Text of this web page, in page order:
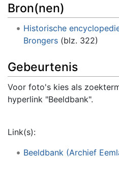
Bron(nen)
Historische
Brongers(blz. 322)
Gebeurtenis
Voor foto's kies als
hyperlink "Beeldbank".
Link(s):
Beeldbank (Archief